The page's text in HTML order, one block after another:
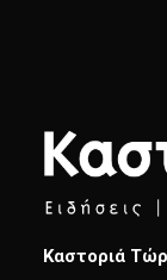
Καστοριά